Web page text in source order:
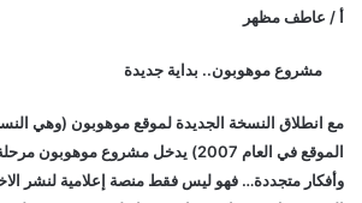
أ / عاطف مظهر
مشروع موهوبون.. بداية جديدة
مع انطلاق النسخة الجديدة لموقع موهوبون (وهي
الموقع في العام 2007) يدخل مشروع
وأفكار متجددة… فهو ليس فقط منصة إعلامية لنشر